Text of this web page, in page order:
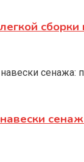
сборки